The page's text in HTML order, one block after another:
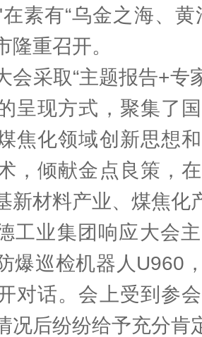
素有“乌金之海、
隆重召开。
会采取“主题报告+专
呈现方式，聚集了
焦化领域创新思想
，倾献金点良策，
新材料产业、煤焦化
工业集团响应大会
爆巡检机器人U960
对话。会上受到参
况后纷纷给予充分肯